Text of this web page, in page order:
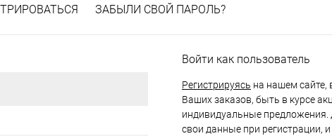
ЗАБЫЛИ СВОЙ ПАРОЛЬ?
Войти как пользователь
Регистрируясь на нашем сайте,
Ваших заказов, быть в курсе
индивидуальные предложения.
свои данные при регистрации,